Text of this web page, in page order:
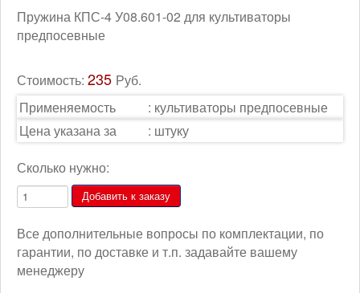
Пружина КПС-4 У08.601-02 для культиваторы
предпосевные
Стоимость: 235 Руб.
Применяемость
: культиваторы предпосевные
Цена указана за
: штуку
Сколько нужно:
Все дополнительные вопросы по комплектации, по
гарантии, по доставке и т.п. задавайте вашему
менеджеру